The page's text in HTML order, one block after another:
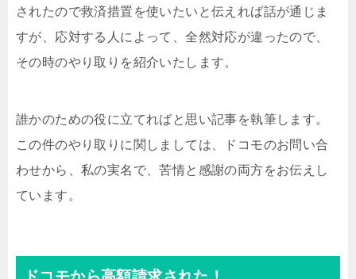
されたので救済措置を使いたいと伝えれば話が通じま
すが、応対する人によって、全然対応が違ったので、
その時のやり取りを紹介いたします。
誰かのための役に立てればと思い記事を執筆します。
この件のやり取りに関しましては、ドコモのお問い合
わせから、私の実名で、苦情と感謝の両方をお伝えし
ています。